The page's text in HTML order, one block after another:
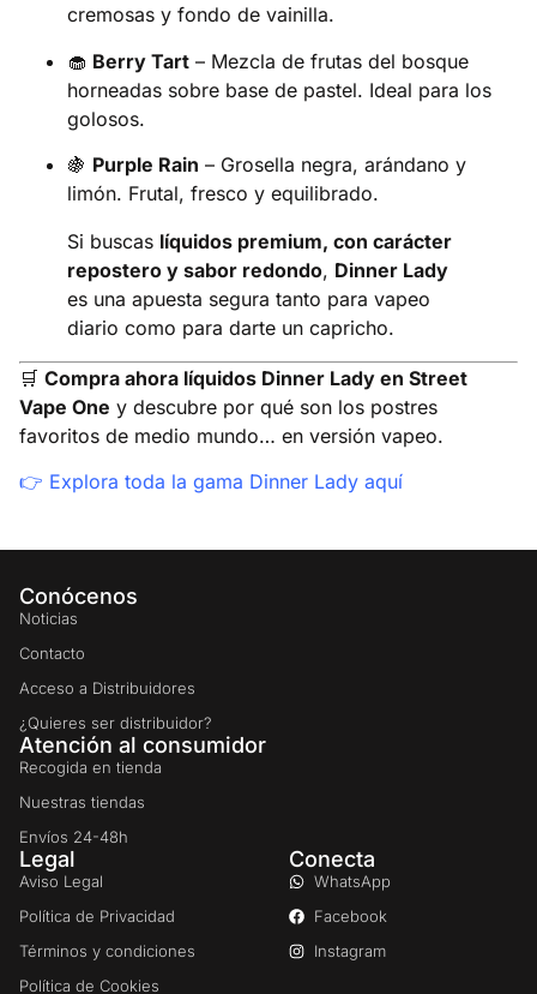
cremosas y fondo de vainilla.
🧁 Berry Tart – Mezcla de frutas del bosque
horneadas sobre base de pastel. Ideal para los
golosos.
🍇 Purple Rain – Grosella negra, arándano y
limón. Frutal, fresco y equilibrado.
Si buscas líquidos premium, con carácter
repostero y sabor redondo, Dinner Lady
es una apuesta segura tanto para vapeo
diario como para darte un capricho.
🛒 Compra ahora líquidos Dinner Lady en Street
Vape One y descubre por qué son los postres
favoritos de medio mundo… en versión vapeo.
👉 Explora toda la gama Dinner Lady aquí
Conócenos
Noticias
Contacto
Acceso a Distribuidores
¿Quieres ser distribuidor?
Atención al consumidor
Recogida en tienda
Nuestras tiendas
Envíos 24-48h
Legal
Aviso Legal
Política de Privacidad
Términos y condiciones
Política de Cookies
Conecta
WhatsApp
Facebook
Instagram